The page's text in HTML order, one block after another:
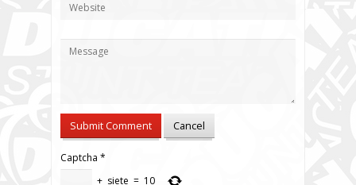
Captcha *
+ siete = 10